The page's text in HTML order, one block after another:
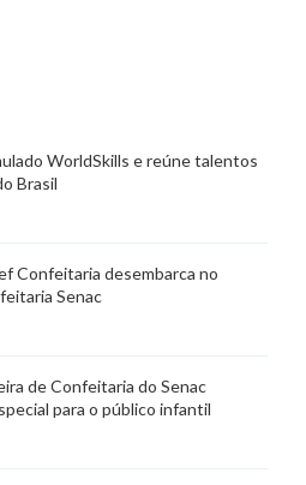
WorldSkills e reúne talentos
Brasil
Confeitaria desembarca no
Senac
de Confeitaria do Senac
para o público infantil